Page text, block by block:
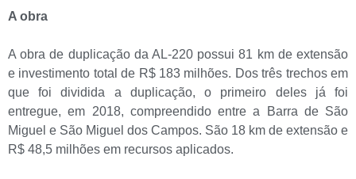
A obra
A obra de duplicação da AL-220 possui 81 km de extensão
e investimento total de R$ 183 milhões. Dos três trechos em
que foi dividida a duplicação, o primeiro deles já foi
entregue, em 2018, compreendido entre a Barra de São
Miguel e São Miguel dos Campos. São 18 km de extensão e
R$ 48,5 milhões em recursos aplicados.